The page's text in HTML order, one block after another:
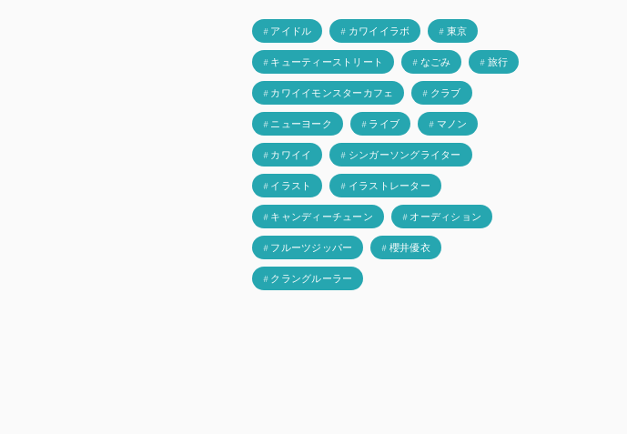
# アイドル # カワイイラボ # 東京
# キューティーストリート # なごみ # 旅行
# カワイイモンスターカフェ # クラブ
# ニューヨーク # ライブ # マノン
# カワイイ # シンガーソングライター
# イラスト # イラストレーター
# キャンディーチューン # オーディション
# フルーツジッパー # 櫻井優衣
# クラングルーラー